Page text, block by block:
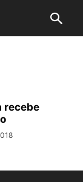
recebe